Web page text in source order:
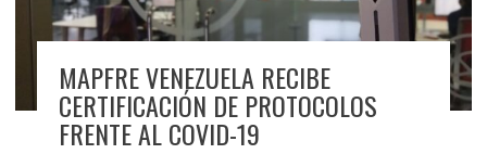
MAPFRE VENEZUELA RECIBE
CERTIFICACIÓN DE PROTOCOLOS
FRENTE AL COVID-19